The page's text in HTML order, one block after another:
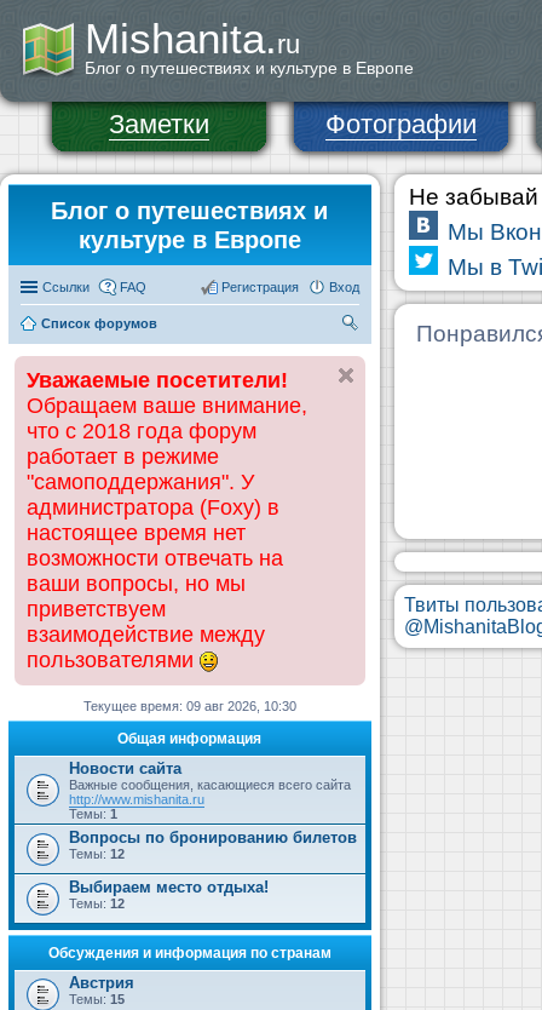
Mishanita.ru
Блог о путешествиях и культуре в Европе
Заметки Фотографии
Блог о путешествиях и
культуре в Европе
Ссылки FAQ Вход
Регистрация
Список форумов
ск
Уважаемые посетители!
Обращаем ваше внимание,
что с 2018 года форум
работает в режиме
"самоподдержания". У
администратора (Foxy) в
настоящее время нет
возможности отвечать на
ваши вопросы, но мы
приветствуем
взаимодействие между
пользователями
Текущее время: 09 авг 2026, 10:30
Общая информация
Новости сайта
Важные сообщения, касающиеся всего сайта
http://www.mishanita.ru
Темы: 1
Вопросы по бронированию билетов
Темы: 12
Выбираем место отдыха!
Темы: 12
Обсуждения и информация по странам
Австрия
Темы: 15
Не забывай
Мы
Мы в
Твиты